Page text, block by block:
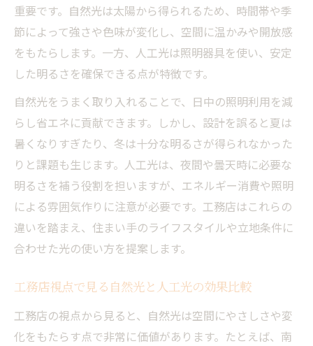
重要です。自然光は太陽から得られるため、時間帯や季
節によって強さや色味が変化し、空間に温かみや開放感
をもたらします。一方、人工光は照明器具を使い、安定
した明るさを確保できる点が特徴です。
自然光をうまく取り入れることで、日中の照明利用を減
らし省エネに貢献できます。しかし、設計を誤ると夏は
暑くなりすぎたり、冬は十分な明るさが得られなかった
りと課題も生じます。人工光は、夜間や曇天時に必要な
明るさを補う役割を担いますが、エネルギー消費や照明
による雰囲気作りに注意が必要です。工務店はこれらの
違いを踏まえ、住まい手のライフスタイルや立地条件に
合わせた光の使い方を提案します。
工務店視点で見る自然光と人工光の効果比較
工務店の視点から見ると、自然光は空間にやさしさや変
化をもたらす点で非常に価値があります。たとえば、南